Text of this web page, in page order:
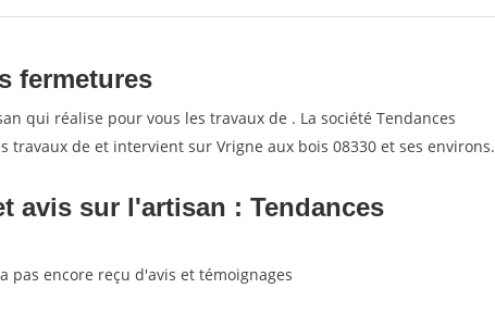
fermetures
qui réalise pour vous les travaux de . La société Tendances
travaux de et intervient sur Vrigne aux bois 08330 et ses environs.
avis sur l'artisan : Tendances
pas encore reçu d'avis et témoignages